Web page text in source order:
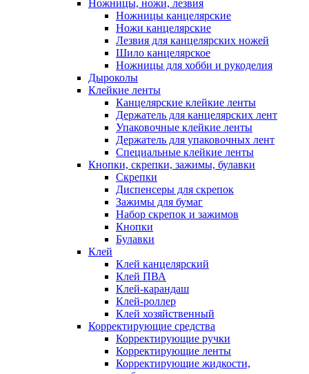
Ножницы, ножи, лезвия
Ножницы канцелярские
Ножи канцелярские
Лезвия для канцелярских ножей
Шило канцелярское
Ножницы для хобби и рукоделия
Дыроколы
Клейкие ленты
Канцелярские клейкие ленты
Держатель для канцелярских лент
Упаковочные клейкие ленты
Держатель для упаковочных лент
Специальные клейкие ленты
Кнопки, скрепки, зажимы, булавки
Скрепки
Диспенсеры для скрепок
Зажимы для бумаг
Набор скрепок и зажимов
Кнопки
Булавки
Клей
Клей канцелярский
Клей ПВА
Клей-карандаш
Клей-роллер
Клей хозяйственный
Корректирующие средства
Корректирующие ручки
Корректирующие ленты
Корректирующие жидкости,